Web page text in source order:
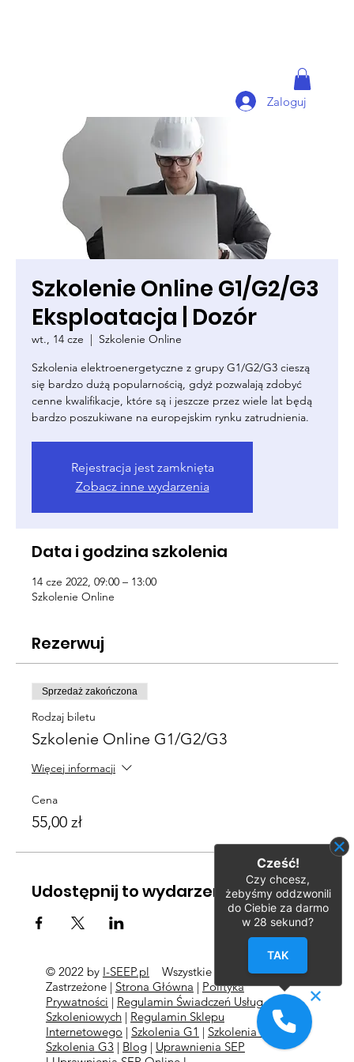
Zaloguj
Szkolenie Online G1/G2/G3
Eksploatacja | Dozór
wt., 14 cze
  |
Szkolenie Online
Szkolenia elektroenergetyczne z grupy G1/G2/G3 cieszą
się bardzo dużą popularnością, gdyż pozwalają zdobyć
cenne kwalifikacje, które są i jeszcze przez wiele lat będą
bardzo poszukiwane na europejskim rynku zatrudnienia.
Rejestracja jest zamknięta
Zobacz inne wydarzenia
Data i godzina szkolenia
14 cze 2022, 09:00 – 13:00
Szkolenie Online
Rezerwuj
Sprzedaż zakończona
Rodzaj biletu
Szkolenie Online G1/G2/G3
Więcej informacji
Cena
55,00 zł
Udostępnij to wydarzenie
© 2022 by I-SEEP.pl
Wszystkie Prawa
Zastrzeżone | Strona Główna | Polityka
Prywatności | Regulamin Świadczeń Usług
Szkoleniowych| Regulamin Sklepu
Internetowego | Szkolenia G1 | Szkolenia G2
l
Szkolenia G3 | Blog| Uprawnienia SEP
Cześć!
Czy chcesz,
żebyśmy oddzwonili
do Ciebie za darmo
w 28 sekund?
TAK